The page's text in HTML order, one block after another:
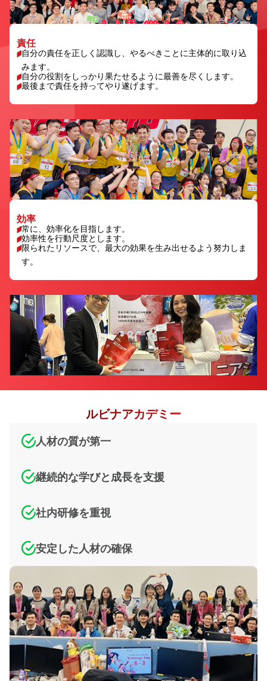
責任
自分の責任を正しく認識し、やるべきことに主体的に取り込
みます。
自分の役割をしっかり果たせるように最善を尽くします。
最後まで責任を持ってやり遂げます。
効率
常に、効率化を目指します。
効率性を行動尺度とします。
限られたリソースで、最大の効果を生み出せるよう努力しま
す。
ルビナアカデミー
人材の質が第一
継続的な学びと成長を支援
社内研修を重視
安定した人材の確保